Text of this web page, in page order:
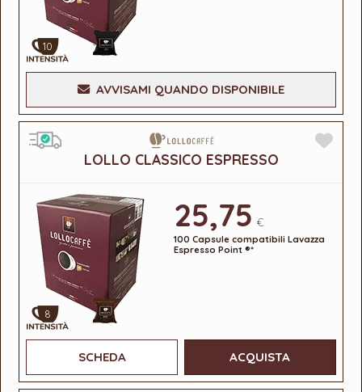
10
AVVISAMI QUANDO DISPONIBILE
LOLLO CLASSICO ESPRESSO
8
25,75 €
100 Capsule compatibili Lavazza
Espresso Point ®*
SCHEDA ACQUISTA